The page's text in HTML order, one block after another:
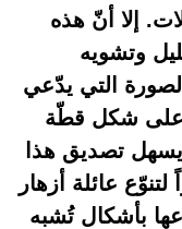
إلا أنّ هذه
وتشويه
التي يدّعي
على شكل قطّة
تصديق هذا
عائلة أزهار
بأشكال تُشبه